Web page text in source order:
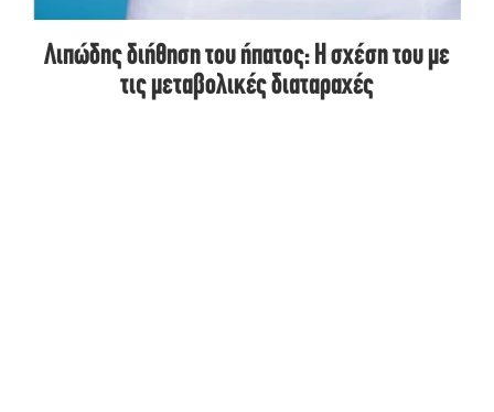
Λιπώδης διήθηση του ήπατος: Η σχέση του με
τις μεταβολικές διαταραχές